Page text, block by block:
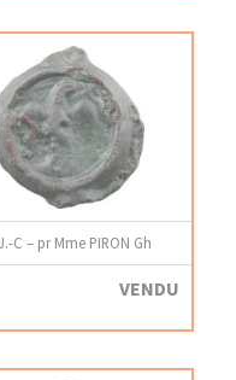
C – pr Mme PIRON Gh
VENDU